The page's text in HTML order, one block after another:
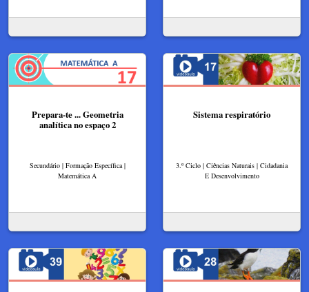
Prepara-te ... Geometria
analítica no espaço 2
Secundário | Formação Específica |
Matemática A
Sistema respiratório
3.º Ciclo | Ciências Naturais | Cidadania
E Desenvolvimento